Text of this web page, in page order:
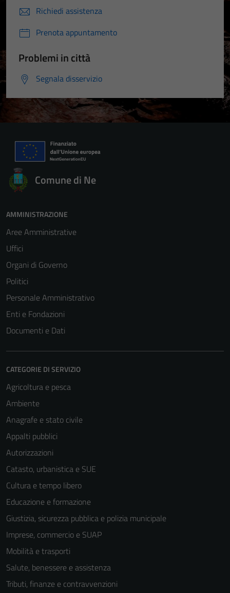
Richiedi assistenza
Prenota appuntamento
Problemi in città
Segnala disservizio
Comune di Ne
AMMINISTRAZIONE
Aree Amministrative
Uffici
Organi di Governo
Politici
Personale Amministrativo
Enti e Fondazioni
Documenti e Dati
CATEGORIE DI SERVIZIO
Agricoltura e pesca
Ambiente
Anagrafe e stato civile
Appalti pubblici
Autorizzazioni
Catasto, urbanistica e SUE
Cultura e tempo libero
Educazione e formazione
Giustizia, sicurezza pubblica e polizia municipale
Imprese, commercio e SUAP
Mobilità e trasporti
Salute, benessere e assistenza
Tributi, finanze e contravvenzioni